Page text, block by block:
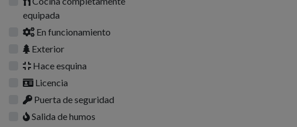
equipada
En funcionamiento
Exterior
Hace esquina
Licencia
Puerta de seguridad
Salida de humos